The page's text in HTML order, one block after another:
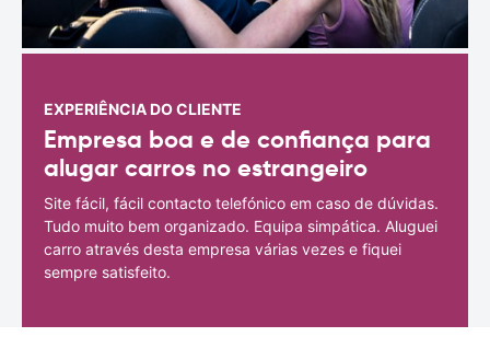
EXPERIÊNCIA DO CLIENTE
Empresa boa e de confiança para
alugar carros no estrangeiro
Site fácil, fácil contacto telefónico em caso de dúvidas.
Tudo muito bem organizado. Equipa simpática. Aluguei
carro através desta empresa várias vezes e fiquei
sempre satisfeito.